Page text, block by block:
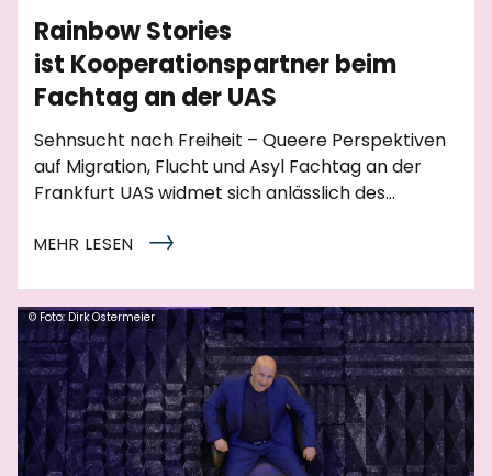
Rainbow Stories
ist Kooperationspartner beim
Fachtag an der UAS
Sehnsucht nach Freiheit – Queere Perspektiven
auf Migration, Flucht und Asyl Fachtag an der
Frankfurt UAS widmet sich anlässlich des…
MEHR LESEN
© Foto: Dirk Ostermeier